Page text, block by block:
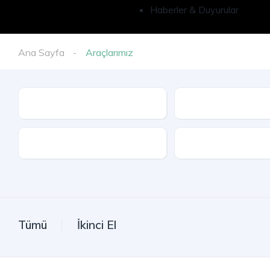
Haberler & Duyurular
Ana Sayfa Araçlarımız
Tümü İkinci El